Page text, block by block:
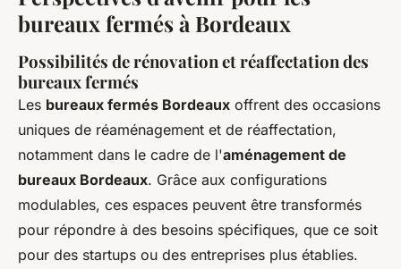
bureaux fermés à Bordeaux
Possibilités de rénovation et réaffectation des
bureaux fermés
Les bureaux fermés Bordeaux offrent des occasions
uniques de réaménagement et de réaffectation,
notamment dans le cadre de l'aménagement de
bureaux Bordeaux. Grâce aux configurations
modulables, ces espaces peuvent être transformés
pour répondre à des besoins spécifiques, que ce soit
pour des startups ou des entreprises plus établies.